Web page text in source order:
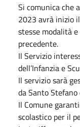
Si comunica che
2023 avrà inizio
stesse modalità
precedente.
Il Servizio
dell’Infanzia e
Il servizio sarà
da Santo Stefano
Il Comune
scolastico per il